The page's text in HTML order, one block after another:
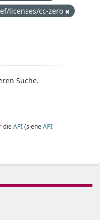
licenses/cc-zero
Suche.
die API(siehe API-